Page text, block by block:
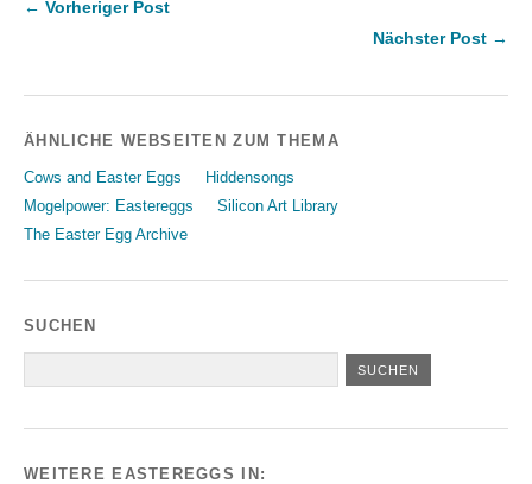
← Vorheriger Post
Nächster Post →
ÄHNLICHE WEBSEITEN ZUM THEMA
Cows and Easter Eggs
Hiddensongs
Mogelpower: Eastereggs
Silicon Art Library
The Easter Egg Archive
SUCHEN
WEITERE EASTEREGGS IN: